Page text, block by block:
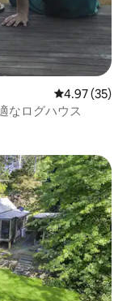
レビュー35
4.97 (35)
なログハウス